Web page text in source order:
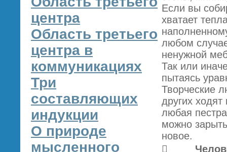
центра
Область третьего
центра в
коммуникациях
Три
составляющих
индукции
О природе
мысленного
Если вы
хватает
любом
ненужной
Так или
пытаясь
Творческие
других
любая
можно
новое.
 Человек